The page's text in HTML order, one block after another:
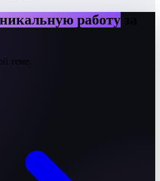
работу
теме.